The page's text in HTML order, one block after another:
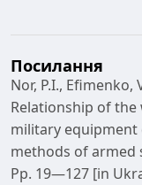
Посилання
Nor, P.I., Efimenko,
Relationship of
military
methods of armed
Рр. 19—127 [in